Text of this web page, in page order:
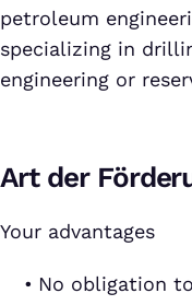
petroleum
specializing in
engineering or
Art der
Your advantages
No obligation